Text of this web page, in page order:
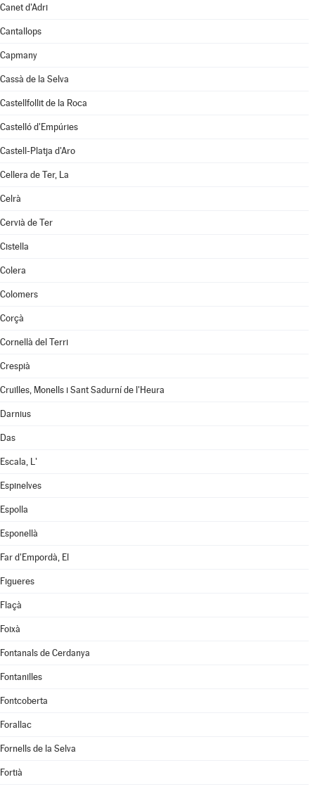
Canet d'Adri
Cantallops
Capmany
Cassà de la Selva
Castellfollit de la Roca
Castelló d'Empúries
Castell-Platja d'Aro
Cellera de Ter, La
Celrà
Cervià de Ter
Cistella
Colera
Colomers
Corçà
Cornellà del Terri
Crespià
Cruïlles, Monells i Sant Sadurní de l'Heura
Darnius
Das
Escala, L'
Espinelves
Espolla
Esponellà
Far d'Empordà, El
Figueres
Flaçà
Foixà
Fontanals de Cerdanya
Fontanilles
Fontcoberta
Forallac
Fornells de la Selva
Fortià